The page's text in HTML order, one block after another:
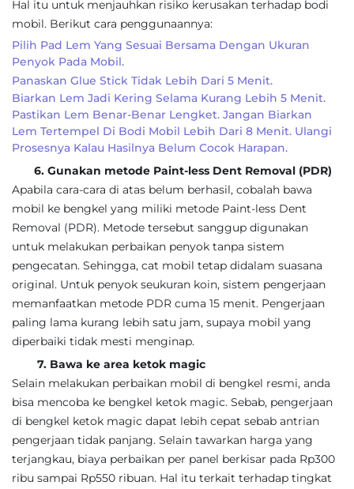
Hal itu untuk menjauhkan risiko kerusakan terhadap bodi
mobil. Berikut cara penggunaannya:
Pilih Pad Lem Yang Sesuai Bersama Dengan Ukuran
Penyok Pada Mobil.
Panaskan Glue Stick Tidak Lebih Dari 5 Menit.
Biarkan Lem Jadi Kering Selama Kurang Lebih 5 Menit.
Pastikan Lem Benar-Benar Lengket. Jangan Biarkan
Lem Tertempel Di Bodi Mobil Lebih Dari 8 Menit. Ulangi
Prosesnya Kalau Hasilnya Belum Cocok Harapan.
6. Gunakan metode Paint-less Dent Removal (PDR)
Apabila cara-cara di atas belum berhasil, cobalah bawa
mobil ke bengkel yang miliki metode Paint-less Dent
Removal (PDR). Metode tersebut sanggup digunakan
untuk melakukan perbaikan penyok tanpa sistem
pengecatan. Sehingga, cat mobil tetap didalam suasana
original. Untuk penyok seukuran koin, sistem pengerjaan
memanfaatkan metode PDR cuma 15 menit. Pengerjaan
paling lama kurang lebih satu jam, supaya mobil yang
diperbaiki tidak mesti menginap.
7. Bawa ke area ketok magic
Selain melakukan perbaikan mobil di bengkel resmi, anda
bisa mencoba ke bengkel ketok magic. Sebab, pengerjaan
di bengkel ketok magic dapat lebih cepat sebab antrian
pengerjaan tidak panjang. Selain tawarkan harga yang
terjangkau, biaya perbaikan per panel berkisar pada Rp300
ribu sampai Rp550 ribuan. Hal itu terkait terhadap tingkat